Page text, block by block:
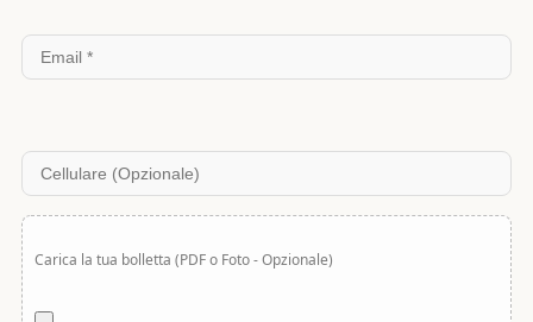
Carica la tua bolletta (PDF o Foto - Opzionale)